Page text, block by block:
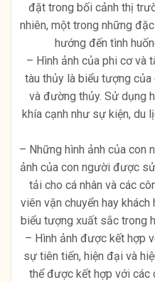
đặt trong bối cảnh thị
nhiên, một trong những
hướng đến tình
– Hình ảnh của phi cơ và
tàu thủy là biểu tượng
và đường thủy. Sử dụng
khía cạnh như sự kiện, du
– Những hình ảnh của con
ảnh của con người được
tải cho cá nhân và các
viên vận chuyển hay
biểu tượng xuất sắc trong
– Hình ảnh được kết hợp
sự tiên tiến, hiện đại và
thể được kết hợp với các